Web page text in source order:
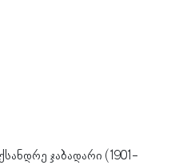
ჯაბადარი (1901-